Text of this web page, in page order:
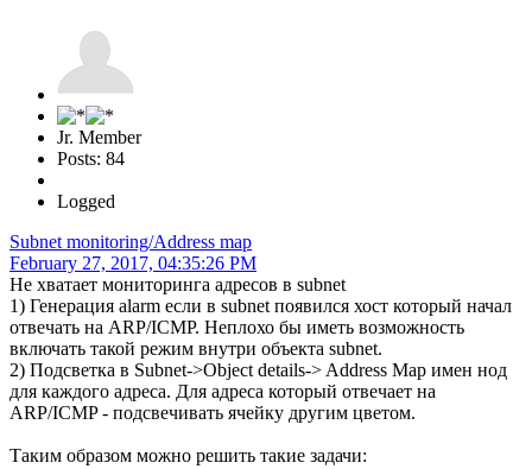
Jr. Member
Posts: 84
Logged
Subnet monitoring/Address map
February 27, 2017, 04:35:26 PM
Не хватает мониторинга адресов в subnet
1) Генерация alarm если в subnet появился хост который начал
отвечать на ARP/ICMP. Неплохо бы иметь возможность
включать такой режим внутри объекта subnet.
2) Подсветка в Subnet->Object details-> Address Map имен нод
для каждого адреса. Для адреса который отвечает на
ARP/ICMP - подсвечивать ячейку другим цветом.
Таким образом можно решить такие задачи: